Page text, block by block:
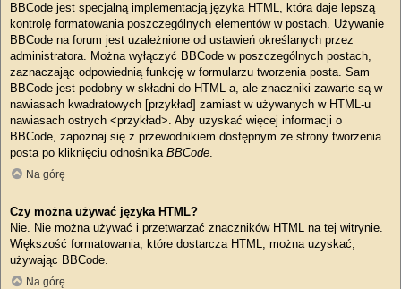
BBCode jest specjalną implementacją języka HTML, która daje lepszą
kontrolę formatowania poszczególnych elementów w postach. Używanie
BBCode na forum jest uzależnione od ustawień określanych przez
administratora. Można wyłączyć BBCode w poszczególnych postach,
zaznaczając odpowiednią funkcję w formularzu tworzenia posta. Sam
BBCode jest podobny w składni do HTML-a, ale znaczniki zawarte są w
nawiasach kwadratowych [przykład] zamiast w używanych w HTML-u
nawiasach ostrych <przykład>. Aby uzyskać więcej informacji o
BBCode, zapoznaj się z przewodnikiem dostępnym ze strony tworzenia
posta po kliknięciu odnośnika BBCode.
Na górę
Czy można używać języka HTML?
Nie. Nie można używać i przetwarzać znaczników HTML na tej witrynie.
Większość formatowania, które dostarcza HTML, można uzyskać,
używając BBCode.
Na górę